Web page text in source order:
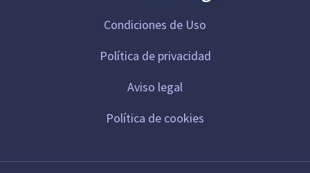
Condiciones de Uso
Política de privacidad
Aviso legal
Política de cookies